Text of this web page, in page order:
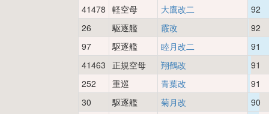
41478 軽空母 大鷹改二
92
26
駆逐艦 霰改
92
97
駆逐艦 睦月改二
91
41463
正規空母 翔鶴改
91
252
重巡 青葉改
91
30
駆逐艦 菊月改
90